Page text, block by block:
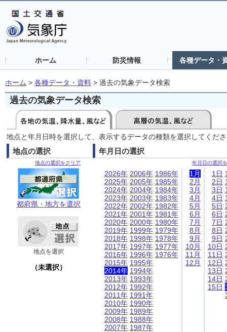
ホーム 防災情報 各種データ・
ホーム > 各種データ・資料 > 過去の気象データ検索
過去の気象データ検索
地点と年月日時を選択して、表示するデータの種類を選択してくだ
地点の選択
地点の選択をクリア
都府県・地方を選択
地点を選択
（未選択）
年月日の選択
年月日の選択
2026年
2025年
2024年
2023年
2022年
2021年
2020年
2019年
2018年
2017年
2016年
2015年
2014年
2013年
2012年
2011年
2010年
2009年
2008年
2007年
2006年
2005年
2004年
2003年
2002年
2001年
2000年
1999年
1998年
1997年
1996年
1995年
1994年
1993年
1992年
1991年
1990年
1989年
1988年
1987年
1986年
1985年
1984年
1983年
1982年
1981年
1980年
1979年
1978年
1977年
1976年
1月
2月
3月
4月
5月
6月
7月
8月
9月
10月
11月
12月
1日
2日
3日
4日
5日
6日
7日
8日
9日
10日
11日
12日
13日
14日
15日